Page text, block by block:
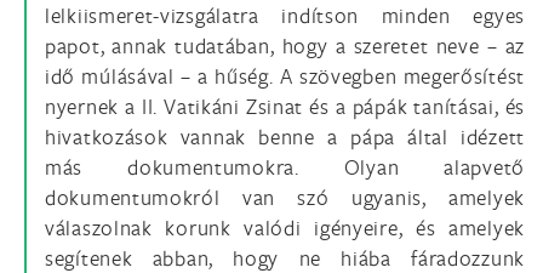
lelkiismeret-vizsgálatra indítson minden egyes
papot, annak tudatában, hogy a szeretet neve – az
idő múlásával – a hűség. A szövegben megerősítést
nyernek a II. Vatikáni Zsinat és a pápák tanításai, és
hivatkozások vannak benne a pápa által idézett
más dokumentumokra. Olyan alapvető
dokumentumokról van szó ugyanis, amelyek
válaszolnak korunk valódi igényeire, és amelyek
segítenek abban, hogy ne hiába fáradozzunk